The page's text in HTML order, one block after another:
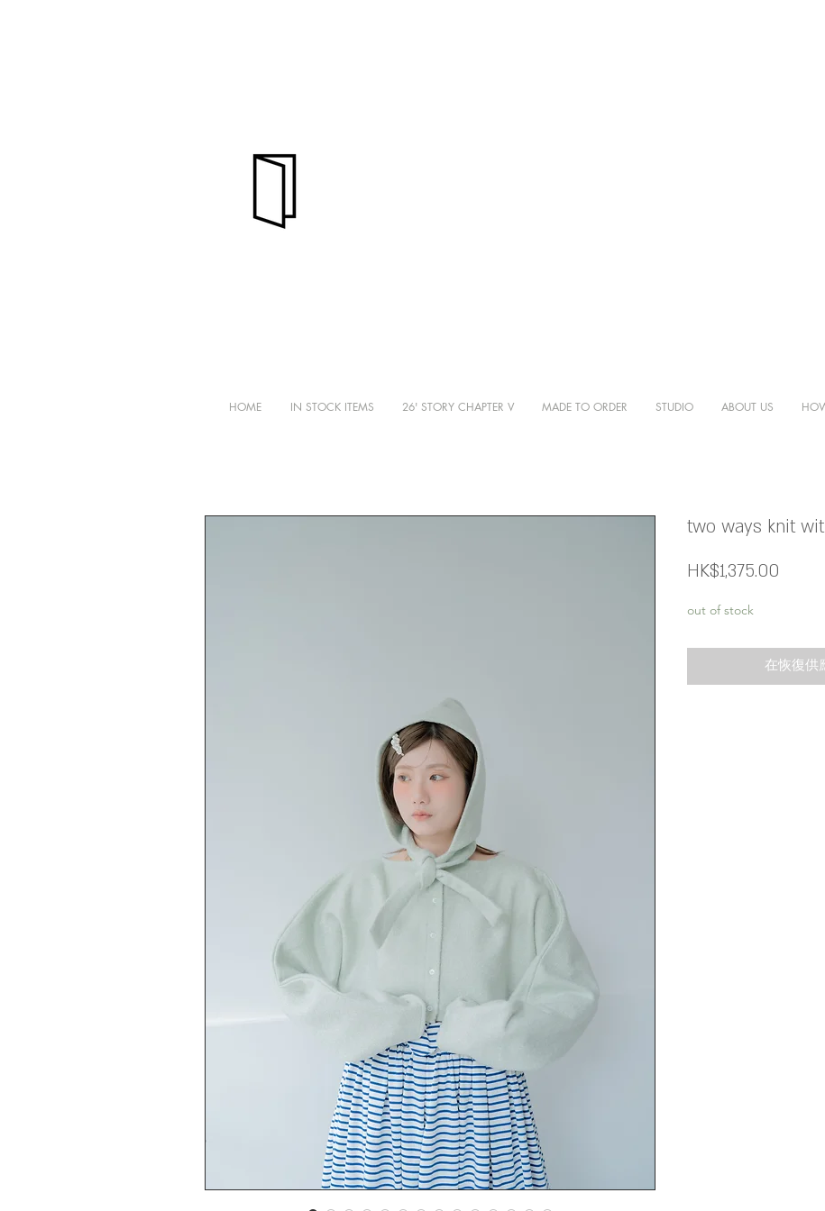
HOME IN STOCK ITEMS 26' STORY CHAPTER V MADE TO ORDER STUDIO ABOUT US
two ways knit
HK$1,375.00
out of stock
在恢復供